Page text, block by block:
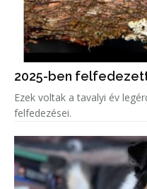
2025-ben
Ezek voltak a tavalyi év
felfedezései.